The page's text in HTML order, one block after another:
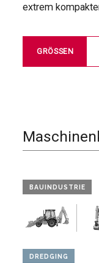
extrem
GRÖSSEN
BAUINDUSTRIE
DREDGING